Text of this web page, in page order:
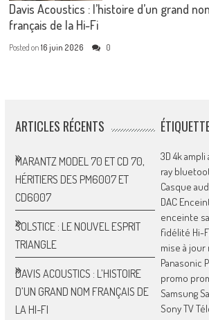
Davis Acoustics : l’histoire d’un grand
français de la Hi-Fi
Posted on16 juin 2026 0
ARTICLES RÉCENTS
MARANTZ MODEL 70 ET CD 70,
HÉRITIERS DES PM6007 ET
CD6007
SOLSTICE : LE NOUVEL ESPRIT
TRIANGLE
DAVIS ACOUSTICS : L’HISTOIRE
D’UN GRAND NOM FRANÇAIS DE
LA HI-FI
3D 4kampli
ray
Casque
DAC
enceinte
fidélité Hi-
mise à jour
Panasonic
promo
Samsung
SonyTV